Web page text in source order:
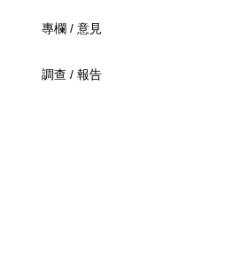
專欄 / 意見
調查 / 報告